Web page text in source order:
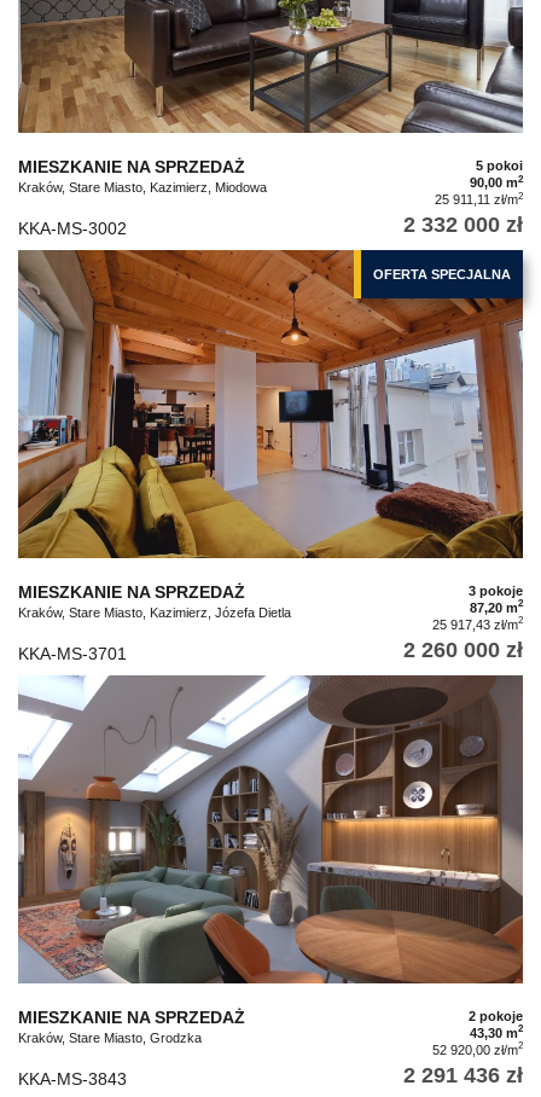
MIESZKANIE NA SPRZEDAŻ
Kraków, Stare Miasto, Kazimierz, Miodowa
5 pokoi
90,00 m2
25 911,11 zł/m2
KKA-MS-3002 2 332 000 zł
OFERTA SPECJALNA
MIESZKANIE NA SPRZEDAŻ
Kraków, Stare Miasto, Kazimierz, Józefa Dietla
3 pokoje
87,20 m2
25 917,43 zł/m2
KKA-MS-3701 2 260 000 zł
MIESZKANIE NA SPRZEDAŻ
Kraków, Stare Miasto, Grodzka
2 pokoje
43,30 m2
52 920,00 zł/m2
KKA-MS-3843 2 291 436 zł